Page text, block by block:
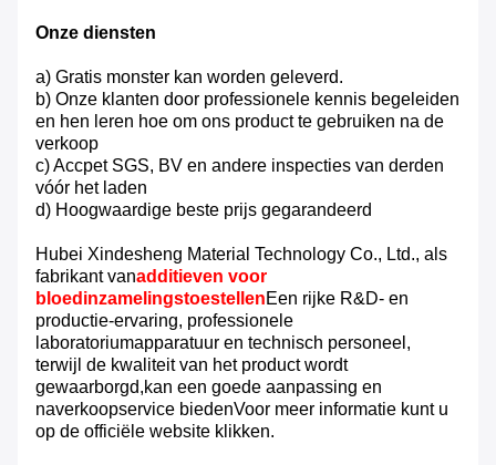
Onze diensten
a) Gratis monster kan worden geleverd.
b) Onze klanten door professionele kennis begeleiden
en hen leren hoe om ons product te gebruiken na de
verkoop
c) Accpet SGS, BV en andere inspecties van derden
vóór het laden
d) Hoogwaardige beste prijs gegarandeerd
Hubei Xindesheng Material Technology Co., Ltd., als
fabrikant vanadditieven voor
bloedinzamelingstoestellenEen rijke R&D- en
productie-ervaring, professionele
laboratoriumapparatuur en technisch personeel,
terwijl de kwaliteit van het product wordt
gewaarborgd,kan een goede aanpassing en
naverkoopservice biedenVoor meer informatie kunt u
op de officiële website klikken.